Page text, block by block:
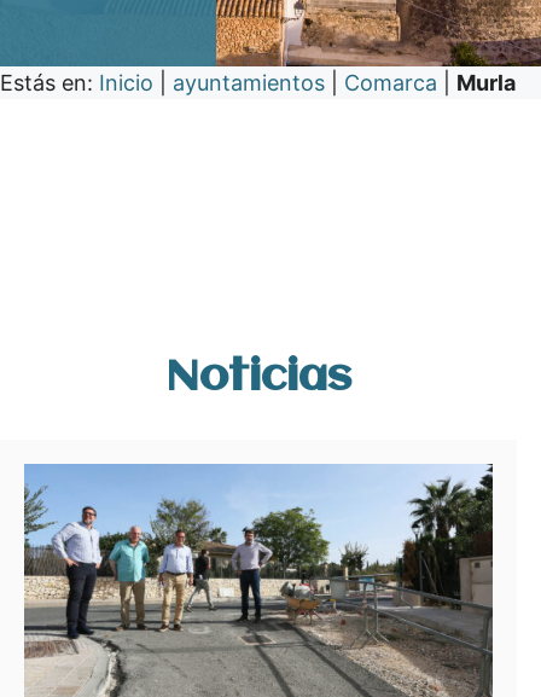
Estás en: Inicio ayuntamientos Comarca Murla
Noticias